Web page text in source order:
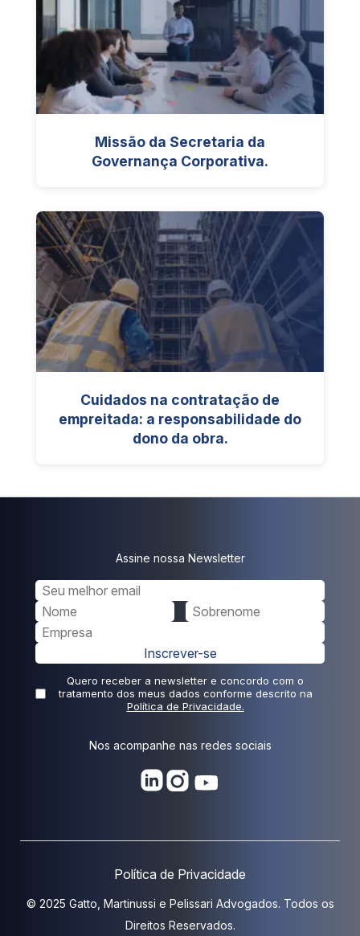
Missão da Secretaria da
Governança Corporativa.
Cuidados na contratação de
empreitada: a responsabilidade do
dono da obra.
Assine nossa Newsletter
Inscrever-se
Quero receber a newsletter e concordo com o
tratamento dos meus dados conforme descrito na
Política de Privacidade.
Nos acompanhe nas redes sociais
Política de Privacidade
© 2025 Gatto, Martinussi e Pelissari Advogados. Todos os
Direitos Reservados.